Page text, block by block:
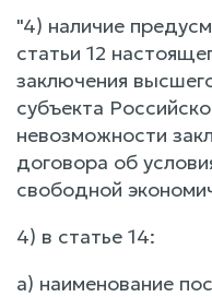
"4) наличие
статьи 12
заключения
субъекта
невозможности
договора об
свободной
4) в статье 14:
а) наименование